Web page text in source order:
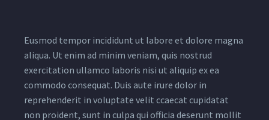
Eusmod tempor incididunt ut labore et dolore magna
aliqua. Ut enim ad minim veniam, quis nostrud
exercitation ullamco laboris nisi ut aliquip ex ea
commodo consequat. Duis aute irure dolor in
reprehenderit in voluptate velit ccaecat cupidatat
non proident, sunt in culpa qui officia deserunt mollit